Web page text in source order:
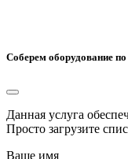
Соберем оборудование
Данная услуга
Просто загрузите
Ваше имя